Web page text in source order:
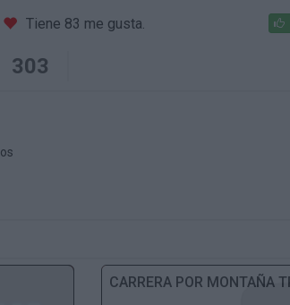
Tiene 83 me gusta.
303
CARRERA POR MONTAÑA